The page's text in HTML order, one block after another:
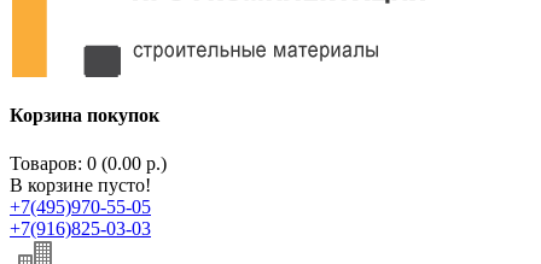
Корзина покупок
Товаров: 0 (0.00 р.)
В корзине пусто!
+7(495)970-55-05
+7(916)825-03-03